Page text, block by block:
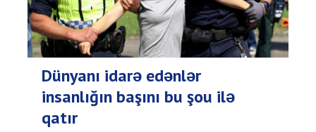
Dünyanı idarə edənlər
insanlığın başını bu şou ilə
qatır